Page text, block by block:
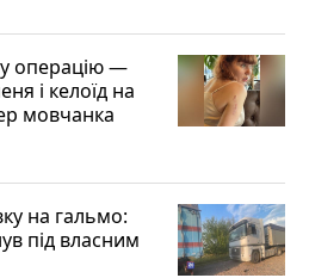
операцію —
і келоїд на
мовчанка
на гальмо:
під власним